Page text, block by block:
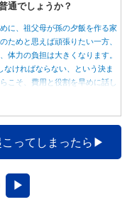
通でしょうか？
に、祖父母が孫の夕飯を作る家
ためと思えば頑張りたい一方、
体力の負担は大きくなります。
なければならない、という決ま
こそ、費用と役割を早めに話し
ってしまったら
▶